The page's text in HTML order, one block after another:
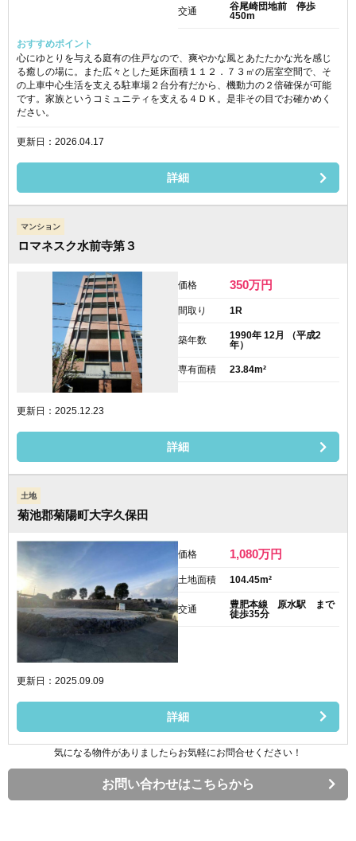
交通
谷尾崎団地前 停歩
450m
おすすめポイント
心にゆとりを与える庭有の住戸なので、爽やかな風とあたたかな光を感じ
る癒しの場に。また広々とした延床面積１１２．７３㎡の居室空間で、そ
の上車中心生活を支える駐車場２台分有だから、機動力の２倍確保が可能
です。家族というコミュニティを支える４ＤＫ。是非その目でお確かめく
ださい。
更新日：2026.04.17
詳細
マンション
ロマネスク水前寺第３
価格 350万円
間取り 1R
築年数
1990年 12月 （平成2
年）
専有面積 23.84m²
更新日：2025.12.23
詳細
土地
菊池郡菊陽町大字久保田
価格 1,080万円
土地面積 104.45m²
交通
豊肥本線 原水駅 まで
徒歩35分
更新日：2025.09.09
詳細
気になる物件がありましたらお気軽にお問合せください！
お問い合わせはこちらから